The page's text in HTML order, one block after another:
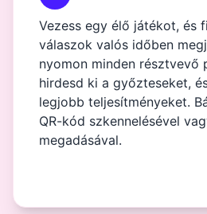
Vezess egy élő játékot, és
válaszok valós időben
nyomon minden résztvevő
hirdesd ki a győzteseket,
legjobb teljesítményeket.
QR-kód szkennelésével
megadásával.